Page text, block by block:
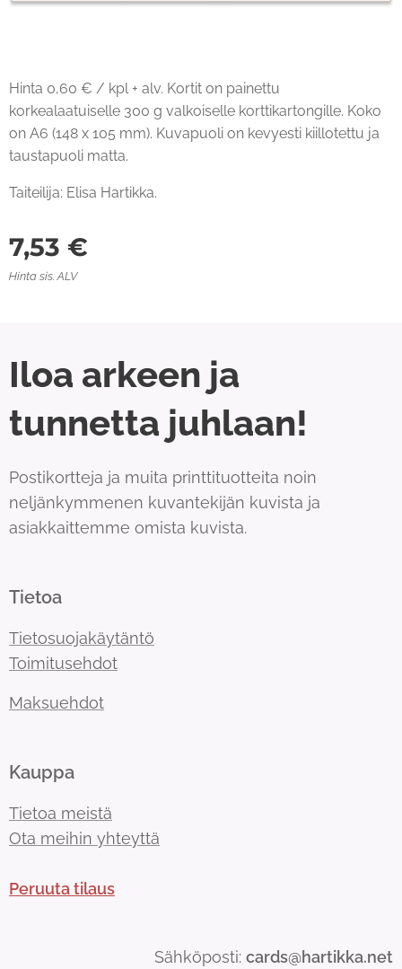
Hinta 0,60 € / kpl + alv. Kortit on painettu
korkealaatuiselle 300 g valkoiselle korttikartongille. Koko
on A6 (148 x 105 mm). Kuvapuoli on kevyesti kiillotettu ja
taustapuoli matta.
Taiteilija: Elisa Hartikka.
7,53 €
Hinta sis. ALV
Iloa arkeen ja
tunnetta juhlaan!
Postikortteja ja muita printtituotteita noin
neljänkymmenen kuvantekijän kuvista ja
asiakkaittemme omista kuvista.
Tietoa
Tietosuojakäytäntö
Toimitusehdot
Maksuehdot
Kauppa
Tietoa meistä
Ota meihin yhteyttä
Peruuta tilaus
Sähköposti: cards@hartikka.net